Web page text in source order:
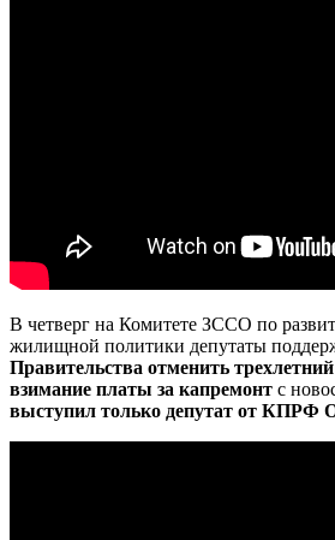
В четверг на Комитете ЗССО по
жилищной политики депутаты
Правительства отменить
взимание платы за капремонт с
выступил только депутат от КПРФ